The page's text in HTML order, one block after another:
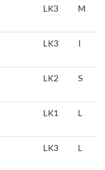
LK3 M
LK3 I
LK2 S
LK1 L
LK3 L